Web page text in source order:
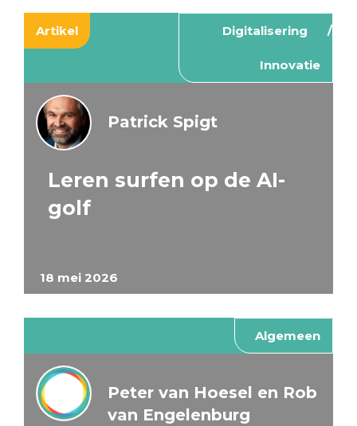
Artikel Digitalisering
Innovatie
18 mei 2026
Patrick Spigt
Leren surfen op de AI-
golf
Algemeen
Peter van Hoesel en Rob
van Engelenburg